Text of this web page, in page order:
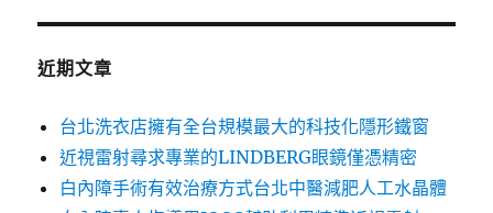
鍵
近期文章
台北洗衣店擁有全台規模最大的科技化隱形鐵窗
近視雷射尋求專業的LINDBERG眼鏡僅憑精密
白內障手術有效治療方式台北中醫減肥人工水晶體